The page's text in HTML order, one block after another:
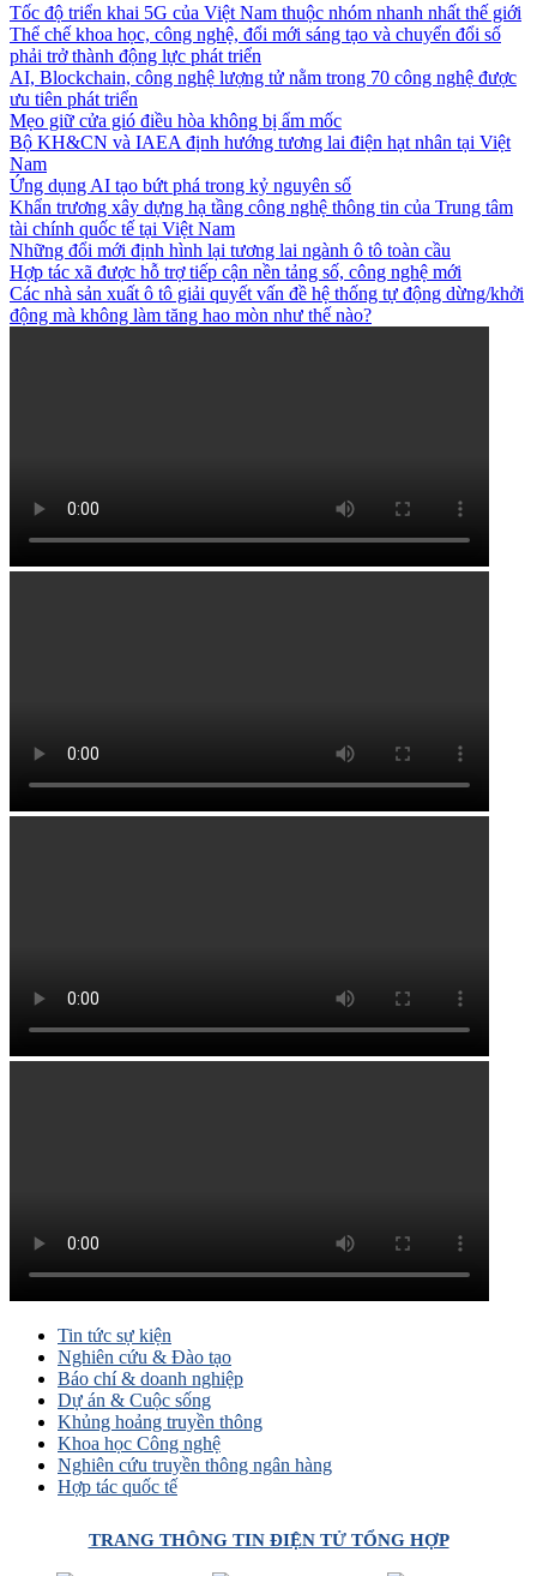
Tốc độ triển khai 5G của Việt Nam thuộc nhóm nhanh nhất thế giới
Thể chế khoa học, công nghệ, đổi mới sáng tạo và chuyển đổi số
phải trở thành động lực phát triển
AI, Blockchain, công nghệ lượng tử nằm trong 70 công nghệ được
ưu tiên phát triển
Mẹo giữ cửa gió điều hòa không bị ẩm mốc
Bộ KH&CN và IAEA định hướng tương lai điện hạt nhân tại Việt
Nam
Ứng dụng AI tạo bứt phá trong kỷ nguyên số
Khẩn trương xây dựng hạ tầng công nghệ thông tin của Trung tâm
tài chính quốc tế tại Việt Nam
Những đổi mới định hình lại tương lai ngành ô tô toàn cầu
Hợp tác xã được hỗ trợ tiếp cận nền tảng số, công nghệ mới
Các nhà sản xuất ô tô giải quyết vấn đề hệ thống tự động dừng/khởi
động mà không làm tăng hao mòn như thế nào?
Tin tức sự kiện
Nghiên cứu & Đào tạo
Báo chí & doanh nghiệp
Dự án & Cuộc sống
Khủng hoảng truyền thông
Khoa học Công nghệ
Nghiên cứu truyền thông ngân hàng
Hợp tác quốc tế
TRANG THÔNG TIN ĐIỆN TỬ TỔNG HỢP